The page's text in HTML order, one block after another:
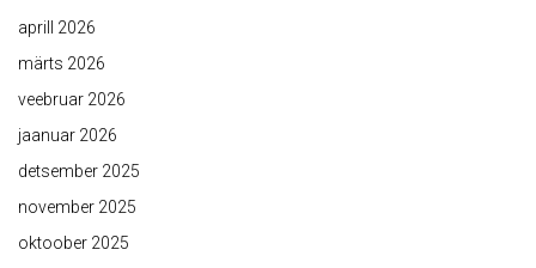
aprill 2026
märts 2026
veebruar 2026
jaanuar 2026
detsember 2025
november 2025
oktoober 2025